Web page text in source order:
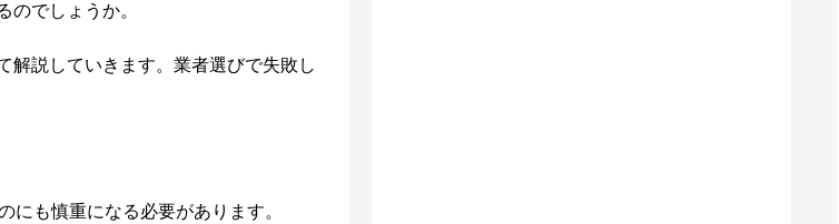
でしょうか。
解説していきます。業者選びで失敗し
も慎重になる必要があります。